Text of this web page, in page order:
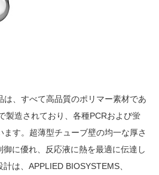
は、すべて高品質のポリマー素材であ
製造されており、各種PCRおよび蛍
す。超薄型チューブ壁の均一な厚さ
に優れ、反応液に熱を最適に伝達し
は、APPLIED BIOSYSTEMS、